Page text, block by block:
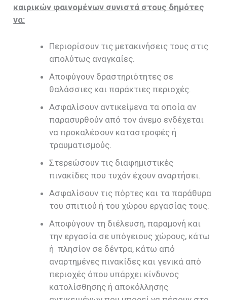
καιρικών φαινομένων συνιστά στους δημότες
να:
Περιορίσουν τις μετακινήσεις τους στις
απολύτως αναγκαίες.
Αποφύγουν δραστηριότητες σε
θαλάσσιες και παράκτιες περιοχές.
Ασφαλίσουν αντικείμενα τα οποία αν
παρασυρθούν από τον άνεμο ενδέχεται
να προκαλέσουν καταστροφές ή
τραυματισμούς.
Στερεώσουν τις διαφημιστικές
πινακίδες που τυχόν έχουν αναρτήσει.
Ασφαλίσουν τις πόρτες και τα παράθυρα
του σπιτιού ή του χώρου εργασίας τους.
Αποφύγουν τη διέλευση, παραμονή και
την εργασία σε υπόγειους χώρους, κάτω
ή πλησίον σε δέντρα, κάτω από
αναρτημένες πινακίδες και γενικά από
περιοχές όπου υπάρχει κίνδυνος
κατολίσθησης ή αποκόλλησης